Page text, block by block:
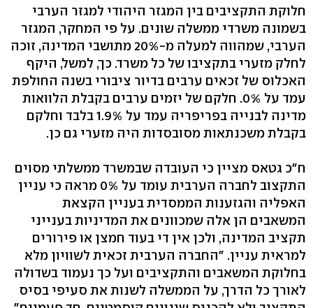
חלוקת התקציבים בין המגזר היהודי למגזר הערבי
בשמונה משרדי ממשלה שונים. על פי המחקר, המגזר
הערבי, שמהווה למעלה מ-20% מתושבי המדינה, זוכה
לחלק מזערי בתקציבו של כל משרד. כך, למשל, היקף
האכלוס של זכאים ערבים בדיור ציבורי בשנה החולפת
עמד על 0%. חלקם של יזמים ערבים בקבלת הלוואות
מדינה לבנייה בפריפריה עמד על 1.9% בלבד וחלקם
בקבלת משכנתאות מסובסדות היה מזערי גם כן.
ח"כ גטאס מציין כי העובדה שבמשרד ממשלתי מסוים
התקצוב לחברה הערבית עומד על 0% מראה כי עניין
האפליה והגזענות הממסדית בעניין הקצאת
המשאבים הן אלה שמכוונים את המדיניות בענייני
תקציב המדינה, ולכן אין די בעוד חמצן או פירורים
למראית עניין. "החברה הערבית זכאית לשוויון מלא
בחלוקת המשאבים והתקציבים ועל כך נעמוד בשדולה
לאורך כל הדרך, על הממשלה לשנות את סעיפי בסיס